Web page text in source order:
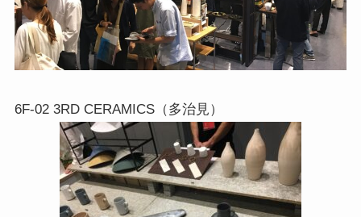
6F-02 3RD CERAMICS（多治見）